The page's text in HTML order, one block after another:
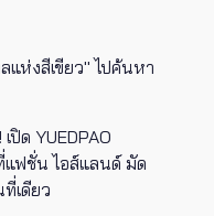
แห่งสีเขียว" ไปค้นหา
ด YUEDPAO
ฟชั่น ไอส์แลนด์ มัด
เดียว